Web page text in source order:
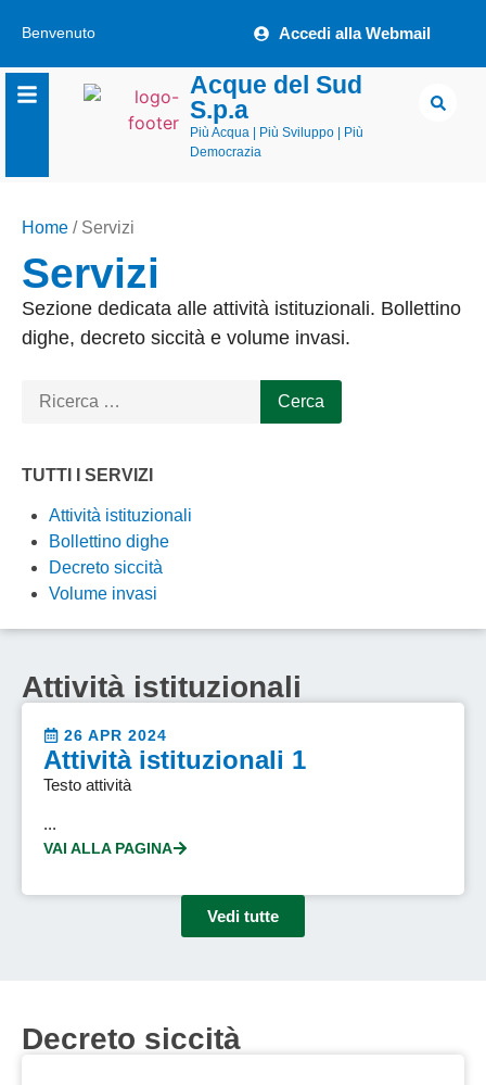
Benvenuto Accedi alla Webmail
Acque del Sud
S.p.a
Più Acqua | Più Sviluppo | Più
Democrazia
Home / Servizi
Servizi
Sezione dedicata alle attività istituzionali. Bollettino
dighe, decreto siccità e volume invasi.
TUTTI I SERVIZI
Attività istituzionali
Bollettino dighe
Decreto siccità
Volume invasi
Attività istituzionali
26 APR 2024
Attività istituzionali 1
Testo attività
...
VAI ALLA PAGINA
Vedi tutte
Decreto siccità